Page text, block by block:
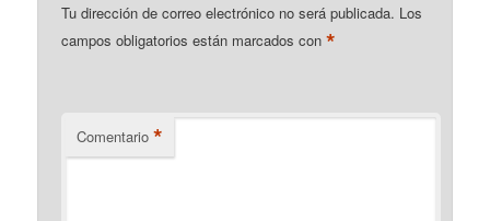
Tu dirección de correo electrónico no será publicada. Los
campos obligatorios están marcados con*
Comentario *